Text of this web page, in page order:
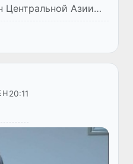
Центральной Азии
Asia 2023,
пяти стран в
и...
20:11